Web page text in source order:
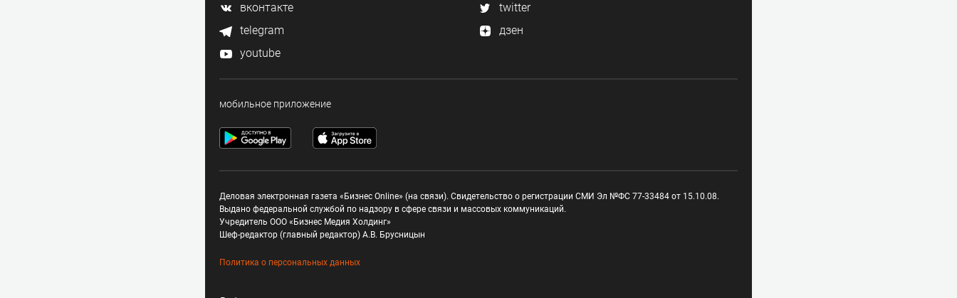
вконтакте
twitter
telegram
дзен
youtube
мобильное приложение
Деловая электронная газета «Бизнес Online» (на связи). Свидетельство о регистрации СМИ Эл №ФС 77-33484 от 15.10.08.
Выдано федеральной службой по надзору в сфере связи и массовых коммуникаций.
Учредитель ООО «Бизнес Медия Холдинг»
Шеф-редактор (главный редактор) А.В. Брусницын
Политика о персональных данных